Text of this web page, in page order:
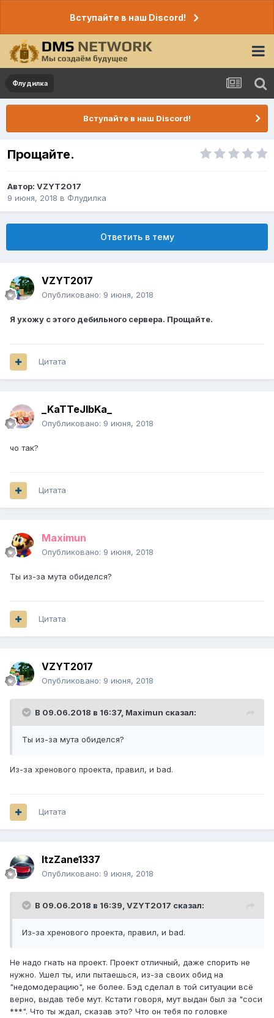
Вступайте в наш Discord!
Флудилка
Вступайте в наш Discord!
Прощайте.
Автор: VZYT2017
9 июня, 2018 в Флудилка
Ответить в тему
VZYT2017
Опубликовано: 9 июня, 2018
Я ухожу с этого дебильного сервера. Прощайте.
Цитата
_KaTTeJlbKa_
Опубликовано: 9 июня, 2018
чо так?
Цитата
Maximun
Опубликовано: 9 июня, 2018
Ты из-за мута обиделся?
Цитата
VZYT2017
Опубликовано: 9 июня, 2018
В 09.06.2018 в 16:37, Maximun сказал:
Ты из-за мута обиделся?
Из-за хренового проекта, правил, и bad.
Цитата
ItzZane1337
Опубликовано: 9 июня, 2018
В 09.06.2018 в 16:39, VZYT2017 сказал:
Из-за хренового проекта, правил, и bad.
Не надо гнать на проект. Проект отличный, даже спорить не
нужно. Ушел ты, или пытаешься, из-за своих обид на
"недомодерацию", не более. Бэд сделал в той ситуации всё
верно, выдав тебе мут. Кстати говоря, мут выдан был за "соси
***". Что ты ждал, сказав это? Что он тебя по головке